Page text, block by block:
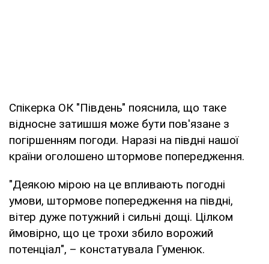
Спікерка ОК "Південь" пояснила, що таке
відносне затишшя може бути пов'язане з
погіршенням погоди. Наразі на півдні нашої
країни оголошено штормове попередження.
"Деякою мірою на це впливають погодні
умови, штормове попередження на півдні,
вітер дуже потужний і сильні дощі. Цілком
ймовірно, що це трохи збило ворожий
потенціал", – констатувала Гуменюк.